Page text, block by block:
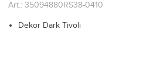
Art.: 35094880RS38-0410
Dekor Dark Tivoli